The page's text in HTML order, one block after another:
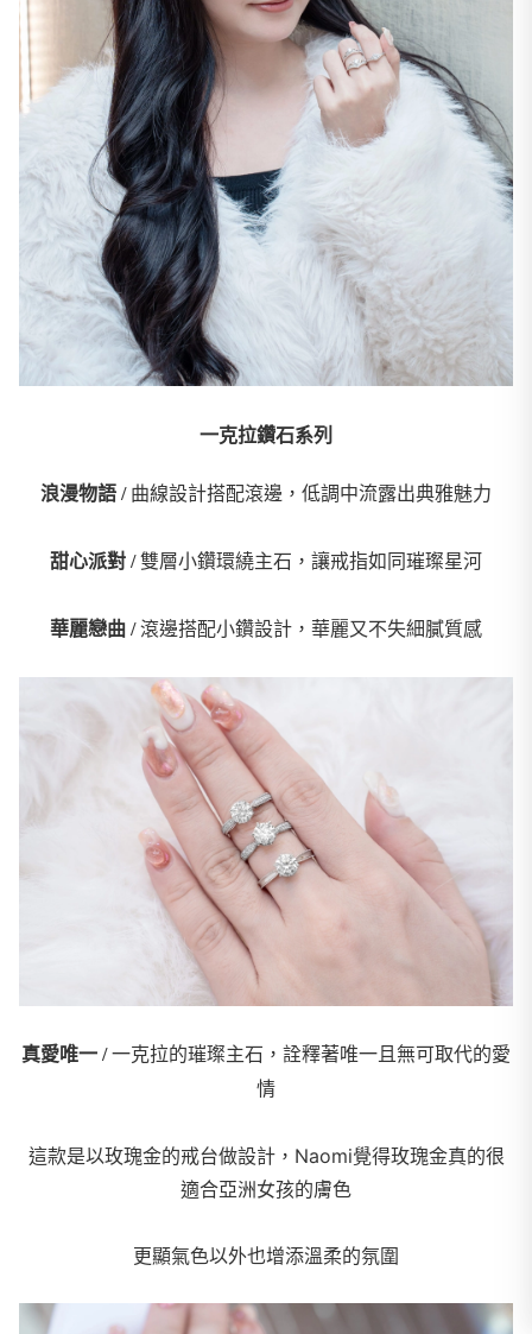
一克拉鑽石系列
浪漫物語 / 曲線設計搭配滾邊，低調中流露出典雅魅力
甜心派對 /雙層小鑽環繞主石，讓戒指如同璀璨星河
華麗戀曲 /滾邊搭配小鑽設計，華麗又不失細膩質感
真愛唯一 /一克拉的璀璨主石，詮釋著唯一且無可取代的愛
情
這款是以玫瑰金的戒台做設計，Naomi覺得玫瑰金真的很
適合亞洲女孩的膚色
更顯氣色以外也增添溫柔的氛圍